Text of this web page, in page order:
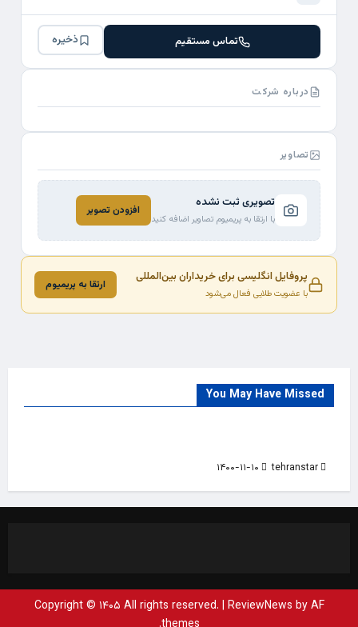
تماس مستقیم ذخیره
درباره شرکت
تصاویر
تصویری ثبت نشده
با ارتقا به پریمیوم تصاویر اضافه کنید
افزودن تصویر
پروفایل انگلیسی برای خریداران بین‌المللی
با عضویت طلایی فعال می‌شود
ارتقا به پریمیوم
You May Have Missed
Countries
India
Trade Source
tehranstar
Copyright © ۱۴۰۵ All rights reserved. | ReviewNews by AF